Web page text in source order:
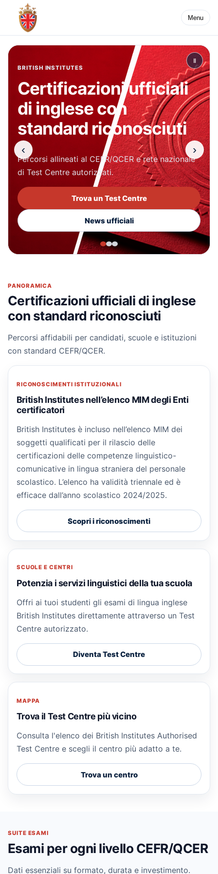
Menu
RICONOSCIMENTI ISTITUZIONALI
Un ente certificatore di
riferimento per scuola
e pubblico impiego
Riconoscimenti ufficiali, tracciabilità
documentale e verifica online dei titoli.
Esplora i riconoscimenti
News ufficiali
‹ ›
Ⅱ
PANORAMICA
Certificazioni ufficiali di inglese
con standard riconosciuti
Percorsi affidabili per candidati, scuole e istituzioni
con standard CEFR/QCER.
RICONOSCIMENTI ISTITUZIONALI
British Institutes nell’elenco MIM degli Enti
certificatori
British Institutes è incluso nell’elenco MIM dei
soggetti qualificati per il rilascio delle
certificazioni delle competenze linguistico-
comunicative in lingua straniera del personale
scolastico. L’elenco ha validità triennale ed è
efficace dall’anno scolastico 2024/2025.
Scopri i riconoscimenti
SCUOLE E CENTRI
Potenzia i servizi linguistici della tua scuola
Offri ai tuoi studenti gli esami di lingua inglese
British Institutes direttamente attraverso un Test
Centre autorizzato.
Diventa Test Centre
MAPPA
Trova il Test Centre più vicino
Consulta l'elenco dei British Institutes Authorised
Test Centre e scegli il centro più adatto a te.
Trova un centro
SUITE ESAMI
Esami per ogni livello CEFR/QCER
Dati essenziali su formato, durata e investimento.